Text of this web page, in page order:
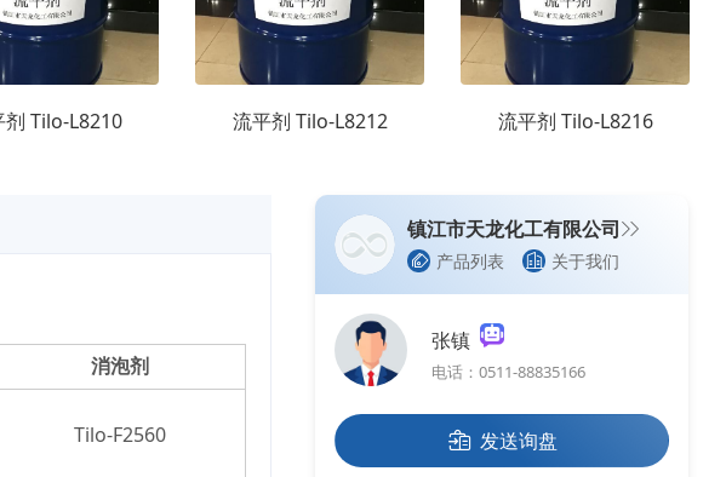
剂 Tilo-L8210 流平剂 Tilo-L8212 流平剂 Tilo-L8216
消泡剂
Tilo-F2560
镇江市天龙化工有限公司
产品列表 关于我们
张镇
电话：0511-88835166
发送询盘